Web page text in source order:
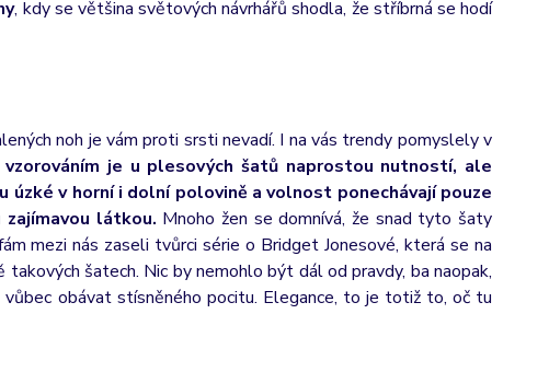
, kdy se většina světových návrhářů shodla, že stříbrná se hodí
noh je vám proti srsti nevadí. I na vás trendy pomyslely v
je u plesových šatů naprostou nutností, ale
v horní i dolní polovině a volnost ponechávají pouze
látkou. Mnoho žen se domnívá, že snad tyto šaty
mezi nás zaseli tvůrci série o Bridget Jonesové, která se na
šatech. Nic by nemohlo být dál od pravdy, ba naopak,
obávat stísněného pocitu. Elegance, to je totiž to, oč tu